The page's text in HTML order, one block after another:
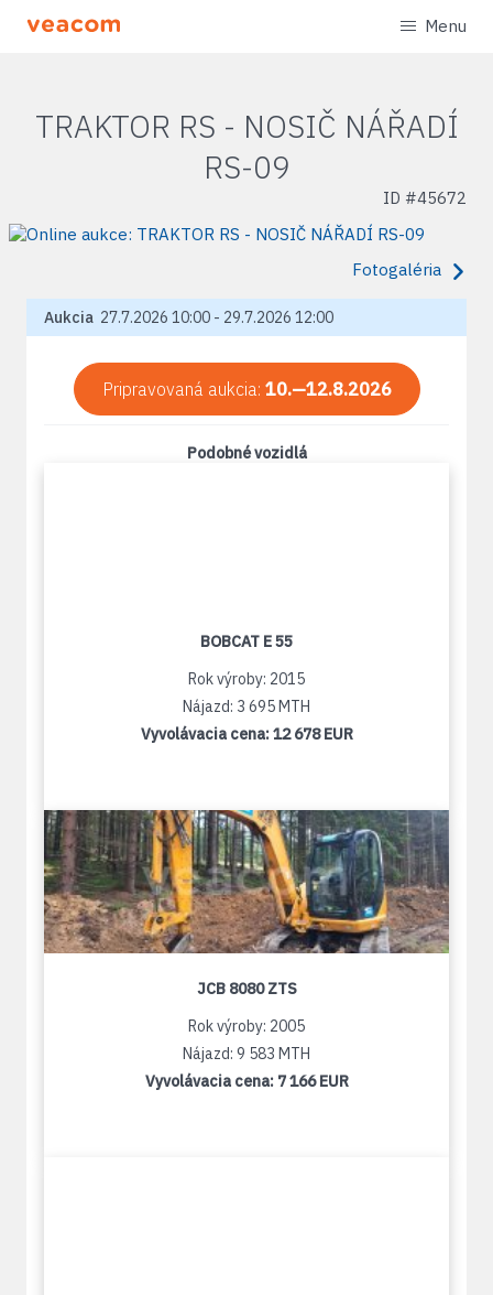
Menu
TRAKTOR RS - NOSIČ NÁŘADÍ
RS-09
ID #45672
Fotogaléria
Aukcia 27.7.2026 10:00 - 29.7.2026 12:00
Pripravovaná aukcia: 10.—12.8.2026
Podobné vozidlá
BOBCAT E 55
Rok výroby: 2015
Nájazd: 3 695 MTH
Vyvolávacia cena:12 678 EUR
JCB 8080 ZTS
Rok výroby: 2005
Nájazd: 9 583 MTH
Vyvolávacia cena: 7 166 EUR